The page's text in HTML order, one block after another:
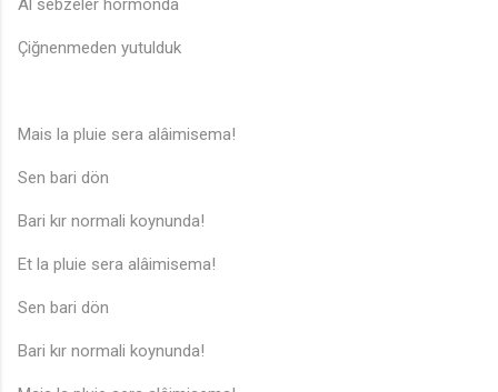
Al sebzeler hormonda
Çiğnenmeden yutulduk
Mais la pluie sera alâimisema!
Sen bari dön
Bari kır normali koynunda!
Et la pluie sera alâimisema!
Sen bari dön
Bari kır normali koynunda!